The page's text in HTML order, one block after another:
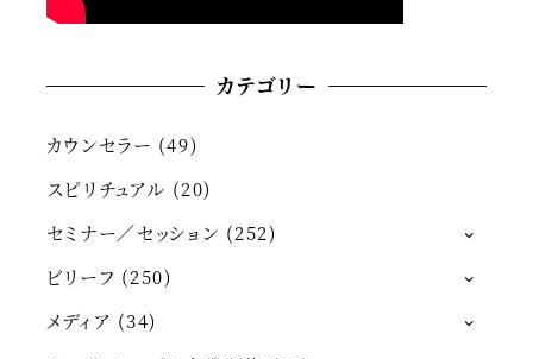
カテゴリー
カウンセラー (49)
スピリチュアル (20)
セミナー／セッション (252)
ビリーフ (250)
メディア (34)